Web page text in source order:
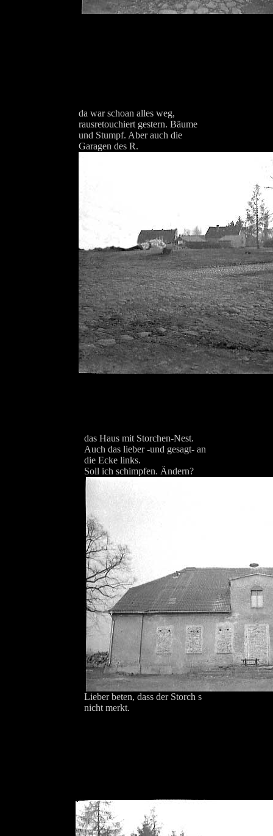
das Haus mit Storchen-Nest.
Auch das lieber -und gesagt- an
die Ecke links.
Soll ich schimpfen. Ändern?
Lieber beten, dass der Storch s
nicht merkt.
da war schoan alles weg,
rausretouchiert gestern. Bäume
und Stumpf. Aber auch die
Garagen des R.